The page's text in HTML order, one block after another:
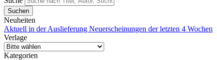
Neuheiten
Aktuell in der Auslieferung Neuerscheinungen der letzten 4 Wochen
Verlage
Kategorien